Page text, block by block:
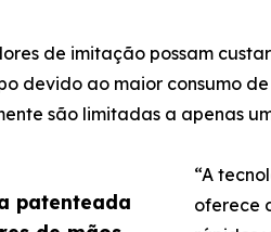
patenteada
de imitação possam
devido ao maior consumo
são limitadas a apenas
“A
oferece